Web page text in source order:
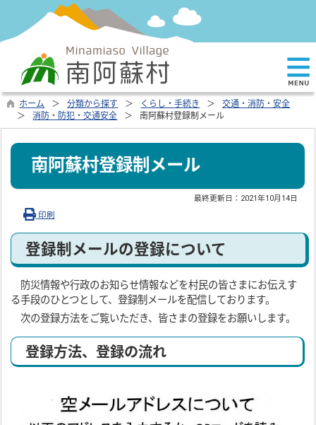
ホーム 分類から探す くらし・手続き
交通・消防・安全
消防・防犯・交通安全
南阿蘇村登録制メール
南阿蘇村登録制メール
最終更新日： 2021年10月14日
印刷
登録制メールの登録について
防災情報や行政のお知らせ情報などを村民の皆さまにお伝えす
る手段のひとつとして、登録制メールを配信しております。
次の登録方法をご覧いただき、皆さまの登録をお願いします。
登録方法、登録の流れ